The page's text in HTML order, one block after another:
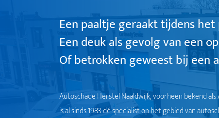
Een paaltje geraakt tijdens het
Een deuk als gevolg van een
Of betrokken geweest bij een
Autoschade Herstel Naaldwijk, voorheen bekend
is al sinds 1983 dé specialist op het gebied van